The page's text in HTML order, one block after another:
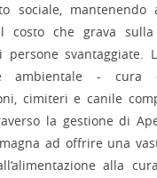
sociale,
costo che grava sulla
persone svantaggiate.
ambientale - cura
cimiteri e canile
la gestione di
ad offrire una
alla